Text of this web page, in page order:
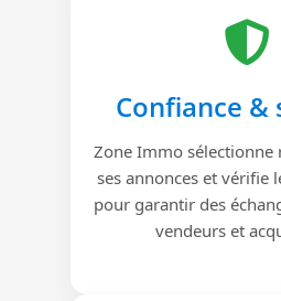
Confiance &
Zone Immo sélectionne
ses annonces et vérifie
pour garantir des
vendeurs et